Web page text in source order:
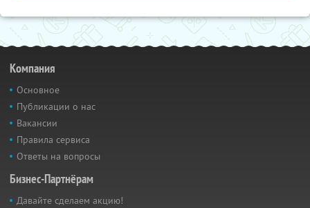
Компания
Основное
Публикации о нас
Вакансии
Правила сервиса
Ответы на вопросы
Бизнес-Партнёрам
Давайте сделаем акцию!